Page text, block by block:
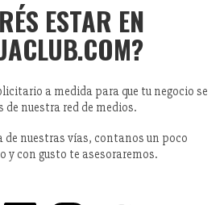
ESTAR EN
a medida para que tu negocio se
de nuestra red de medios.
de nuestras vías, contanos un poco
y con gusto te asesoraremos.